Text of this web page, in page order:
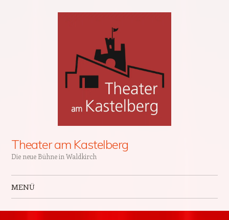
Theater am Kastelberg
Die neue Bühne in Waldkirch
MENÜ